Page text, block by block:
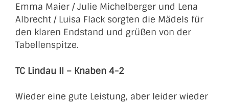
Emma Maier / Julie Michelberger und Lena
Albrecht / Luisa Flack sorgten die Mädels für
den klaren Endstand und grüßen von der
Tabellenspitze.
TC Lindau II – Knaben 4-2
Wieder eine gute Leistung, aber leider wieder